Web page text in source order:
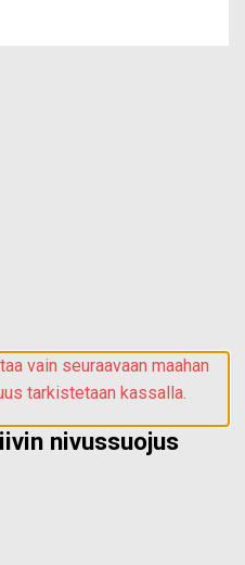
vain seuraavaan maahan
tarkistetaan kassalla.
nivussuojus